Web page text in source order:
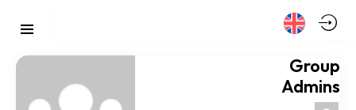
Group
Admins